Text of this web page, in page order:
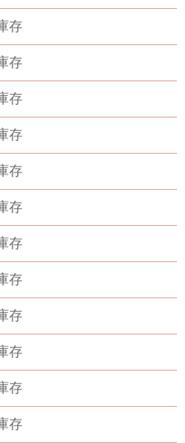
存
存
存
存
存
存
存
存
存
存
存
存